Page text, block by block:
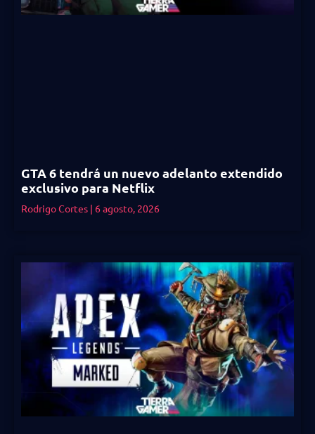
GTA 6 tendrá un nuevo adelanto extendido
exclusivo para Netflix
Rodrigo Cortes 6 agosto, 2026